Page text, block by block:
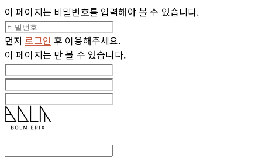
이 페이지는 비밀번호를 입력해야 볼 수 있습니다.
먼저 로그인 후 이용해주세요.
이 페이지는 만 볼 수 있습니다.